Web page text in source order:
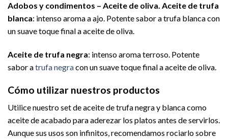
Adobos y condimentos – Aceite de oliva. Aceite de trufa
blanca: intenso aroma a ajo. Potente sabor a trufa blanca con
un suave toque final a aceite de oliva.
Aceite de trufa negra: intenso aroma terroso. Potente
sabor atrufa negracon un suave toque final a aceite de oliva.
Cómo utilizar nuestros productos
Utilice nuestro set de aceite de trufa negra y blanca como
aceite de acabado para aderezar los platos antes de servirlos.
Aunque sus usos son infinitos, recomendamos rociarlo sobre